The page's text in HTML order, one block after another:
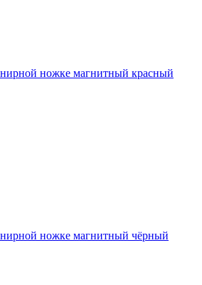
ножке магнитный красный
ножке магнитный чёрный